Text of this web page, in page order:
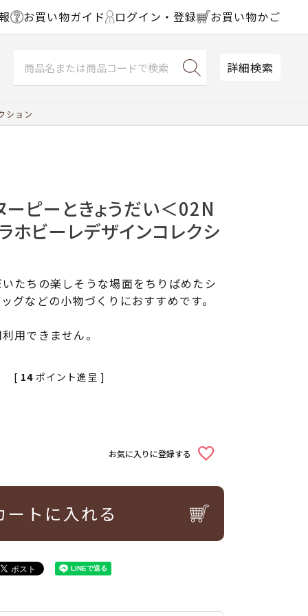
お買い物ガイド ログイン・登録 お買い物かご
詳細検索
ション
ーピーときょうだい＜02N
ホビーレデザインコレクシ
たちの楽しそうな場面をちりばめたシ
グなどの小物づくりにおすすめです。
用できません。
[ 14 ポイント進呈 ]
お気に入りに登録する
ートに入れる